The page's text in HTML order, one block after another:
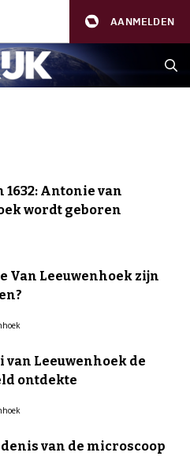
AANMELDEN
1632: Antonie van
wordt geboren
Van Leeuwenhoek zijn
van Leeuwenhoek de
ontdekte
van de microscoop